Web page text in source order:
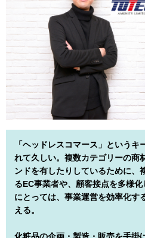
「ヘッドレスコマース」という
れて久しい。複数カテゴリーの商
ンドを有したりしているために、
るEC事業者や、顧客接点を多様
にとっては、事業運営を効率化す
える。